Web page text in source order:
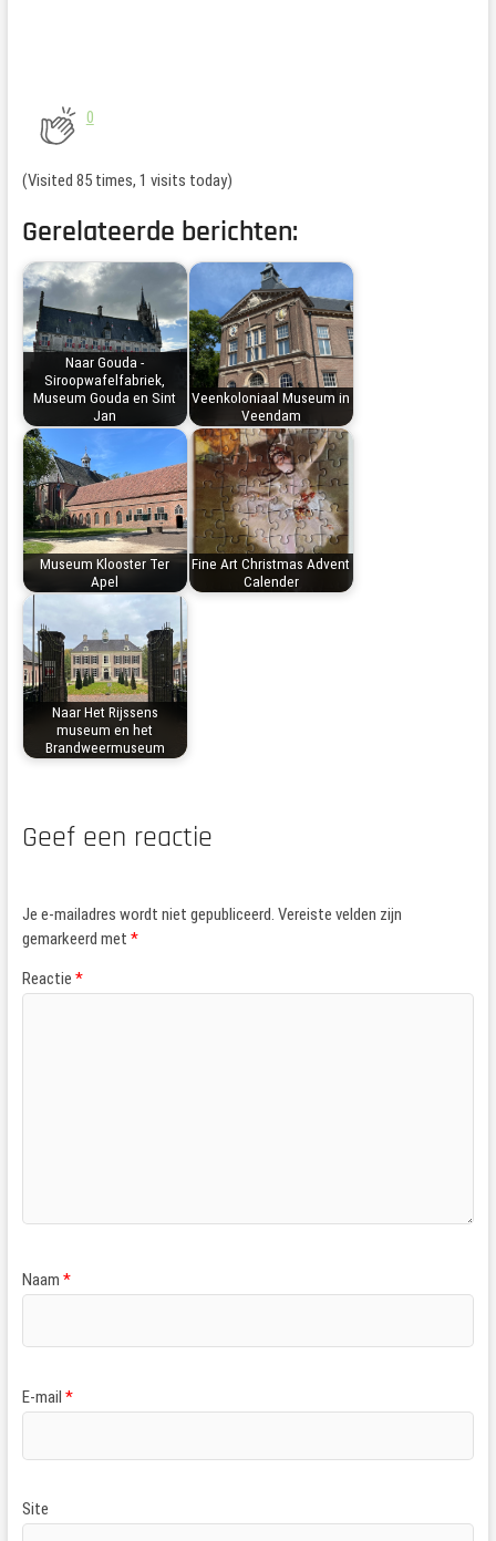
0
(Visited 85 times, 1 visits today)
Gerelateerde berichten:
Naar Gouda -
Siroopwafelfabriek,
Museum Gouda en Sint
Jan
Veenkoloniaal Museum in
Veendam
Museum Klooster Ter
Apel
Fine Art Christmas Advent
Calender
Naar Het Rijssens
museum en het
Brandweermuseum
Geef een reactie
Je e-mailadres wordt niet gepubliceerd. Vereiste velden zijn
gemarkeerd met *
Reactie *
Naam *
E-mail *
Site